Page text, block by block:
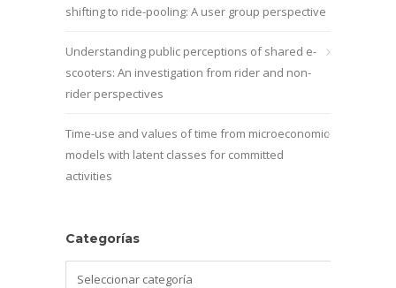
shifting to ride-pooling: A user group perspective
Understanding public perceptions of shared e-
scooters: An investigation from rider and non-
rider perspectives
Time-use and values of time from microeconomic
models with latent classes for committed
activities
Categorías